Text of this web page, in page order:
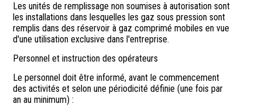
Les unités de remplissage non soumises à autorisation sont
les installations dans lesquelles les gaz sous pression sont
remplis dans des réservoir à gaz comprimé mobiles en vue
d'une utilisation exclusive dans l'entreprise.
Personnel et instruction des opérateurs
Le personnel doit être informé, avant le commencement
des activités et selon une périodicité définie (une fois par
an au minimum) :